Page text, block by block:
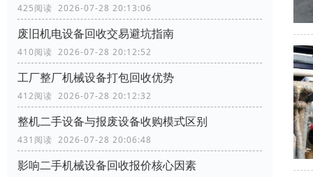
425阅读 2026-07-28 20:13:06
废旧机电设备回收交易避坑指南
410阅读 2026-07-28 20:12:52
工厂整厂机械设备打包回收优势
412阅读 2026-07-28 20:12:32
整机二手设备与报废设备收购模式区别
431阅读 2026-07-28 20:06:48
影响二手机械设备回收报价核心因素